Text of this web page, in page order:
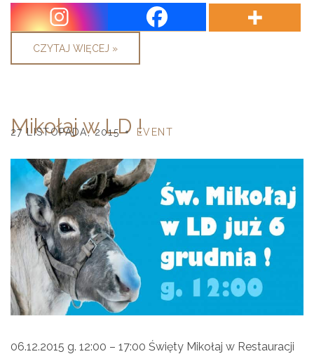
CZYTAJ WIĘCEJ »
Mikołaj w LD !
27 LISTOPADA, 2015 EVENT
06.12.2015 g. 12:00 – 17:00 Święty Mikołaj w Restauracji